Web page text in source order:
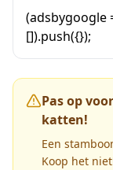
(adsbygoogle
[]).push({});
Pas op
katten!
Een
Koop het